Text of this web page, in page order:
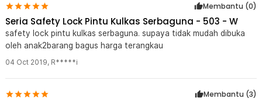
Membantu (0)
Seria Safety Lock Pintu Kulkas Serbaguna - 503 - W
safety lock pintu kulkas serbaguna. supaya tidak mudah dibuka
oleh anak2barang bagus harga terangkau
04 Oct 2019, R*****i
Membantu (3)